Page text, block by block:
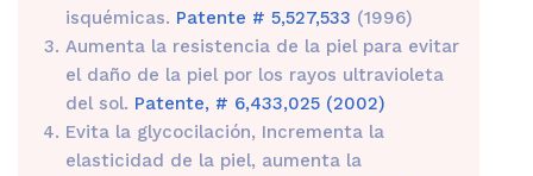
isquémicas. Patente # 5,527,533 (1996)
Aumenta la resistencia de la piel para evitar
el daño de la piel por los rayos ultravioleta
del sol. Patente, # 6,433,025 (2002)
Evita la glycocilación, Incrementa la
elasticidad de la piel, aumenta la